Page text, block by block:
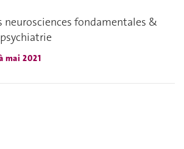
neurosciences fondamentales &
mai 2021